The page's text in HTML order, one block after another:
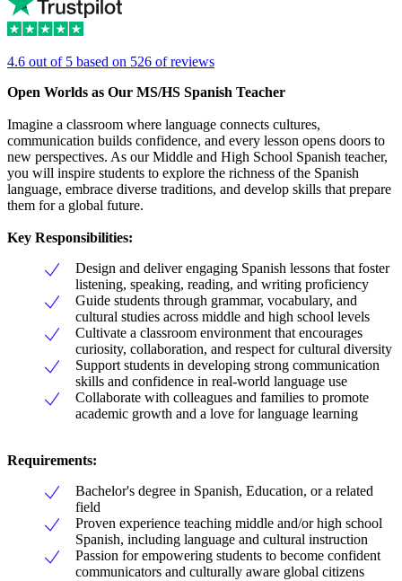
4.6 out of 5 based on 526 of reviews
Open Worlds as Our MS/HS Spanish Teacher
Imagine a classroom where language connects cultures,
communication builds confidence, and every lesson opens doors to
new perspectives. As our Middle and High School Spanish teacher,
you will inspire students to explore the richness of the Spanish
language, embrace diverse traditions, and develop skills that prepare
them for a global future.
Key Responsibilities:
Design and deliver engaging Spanish lessons that foster
listening, speaking, reading, and writing proficiency
Guide students through grammar, vocabulary, and
cultural studies across middle and high school levels
Cultivate a classroom environment that encourages
curiosity, collaboration, and respect for cultural diversity
Support students in developing strong communication
skills and confidence in real-world language use
Collaborate with colleagues and families to promote
academic growth and a love for language learning
Requirements:
Bachelor's degree in Spanish, Education, or a related
field
Proven experience teaching middle and/or high school
Spanish, including language and cultural instruction
Passion for empowering students to become confident
communicators and culturally aware global citizens